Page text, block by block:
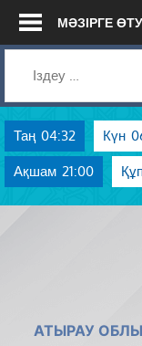
Skip
МӘЗІРГЕ ӨТУ
Таң 04:32 Күн
Ақшам 21:00
АТЫРАУ